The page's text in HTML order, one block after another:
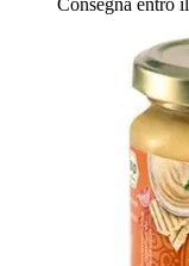
Consegna entro